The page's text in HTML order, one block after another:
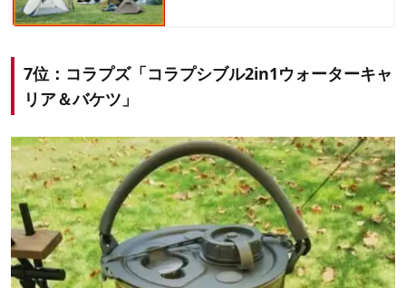
7位：コラプズ「コラプシブル2in1ウォーターキャ
リア＆バケツ」